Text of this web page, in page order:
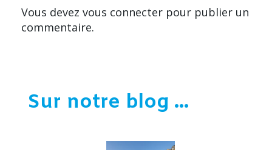
Vous devez vous connecter pour publier un
commentaire.
Sur notre blog ...